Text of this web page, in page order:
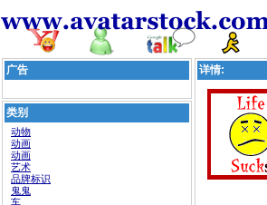
广告
类别
动物
动画
动画
艺术
品牌标识
鬼鬼
车
详情: